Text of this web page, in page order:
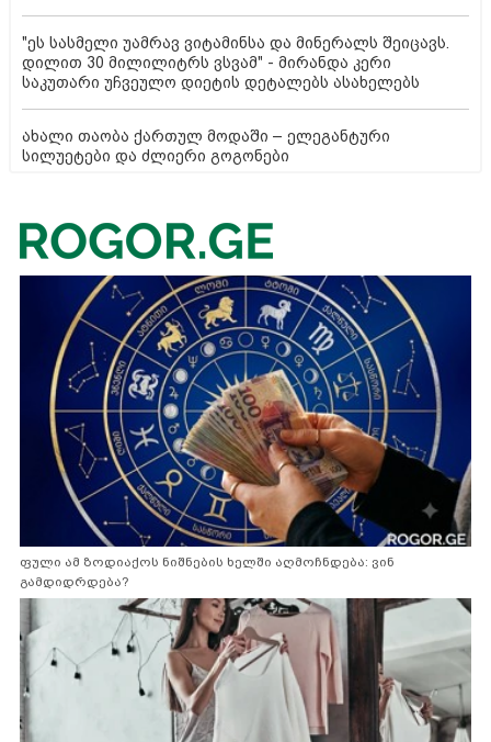
"ეს სასმელი უამრავ ვიტამინსა და მინერალს შეიცავს.
დილით 30 მილილიტრს ვსვამ" - მირანდა კერი
საკუთარი უჩვეულო დიეტის დეტალებს ასახელებს
ახალი თაობა ქართულ მოდაში – ელეგანტური
სილუეტები და ძლიერი გოგონები
ფული ამ ზოდიაქოს ნიშნების ხელში აღმოჩნდება: ვინ
გამდიდრდება?